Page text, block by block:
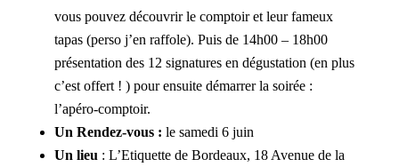
vous pouvez découvrir le comptoir et leur fameux
tapas (perso j’en raffole). Puis de 14h00 – 18h00
présentation des 12 signatures en dégustation (en plus
c’est offert ! ) pour ensuite démarrer la soirée :
l’apéro-comptoir.
Un Rendez-vous : le samedi 6 juin
Un lieu : L’Etiquette de Bordeaux, 18 Avenue de la